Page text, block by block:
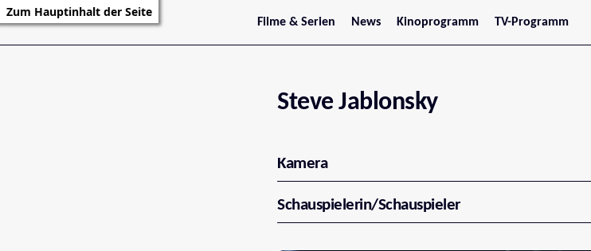
Zum Hauptinhalt der Seite
Filme & Serien
Trailer
Serienarchiv
News
Stars
Kinoprogramm
Jetzt im Kino
Niederösterreich
Oberösterreich
Tirol
Vorarlberg
TV-Programm
Steve Jablonsky
Kamera
Schauspielerin/Schauspieler